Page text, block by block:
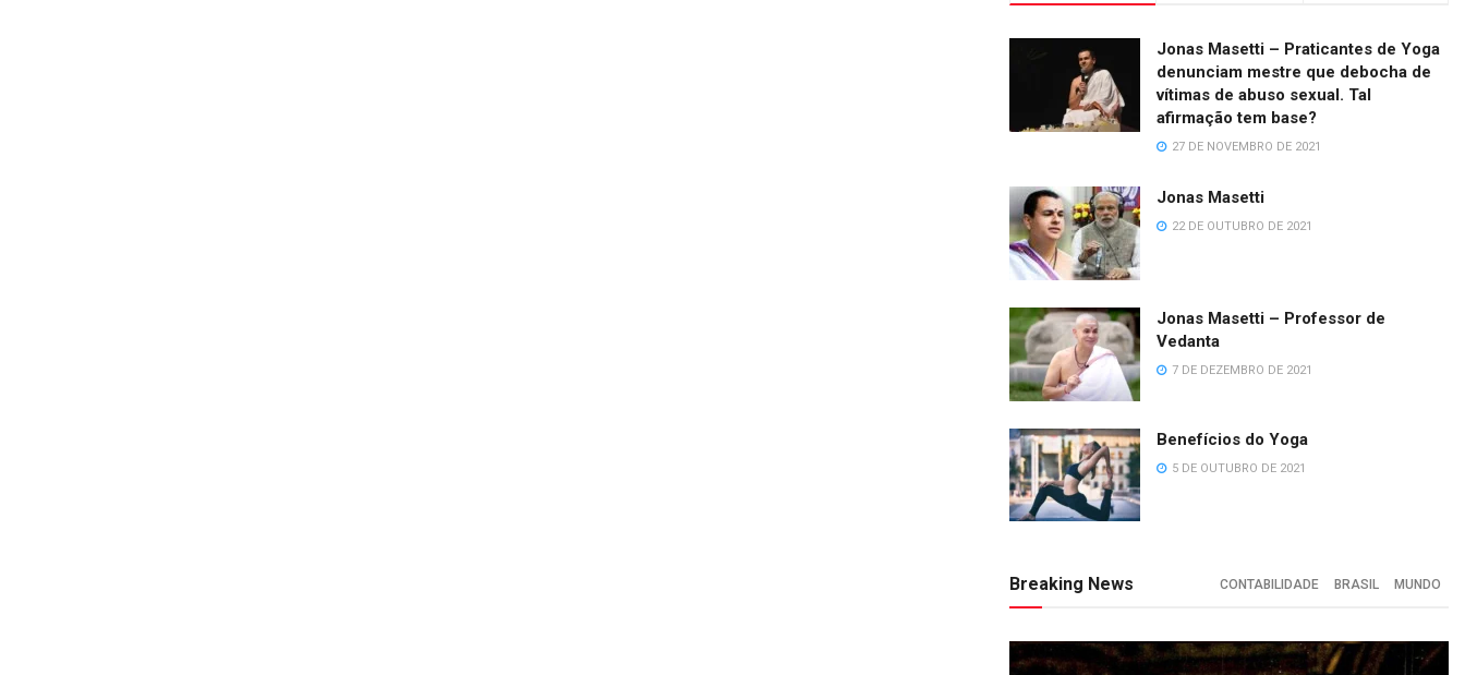
Jonas Masetti – Praticantes de Yoga
denunciam mestre que debocha de
vítimas de abuso sexual. Tal
afirmação tem base?
27 DE NOVEMBRO DE 2021
Jonas Masetti
22 DE OUTUBRO DE 2021
Jonas Masetti – Professor de
Vedanta
7 DE DEZEMBRO DE 2021
Benefícios do Yoga
5 DE OUTUBRO DE 2021
Breaking News CONTABILIDADE BRASIL MUNDO